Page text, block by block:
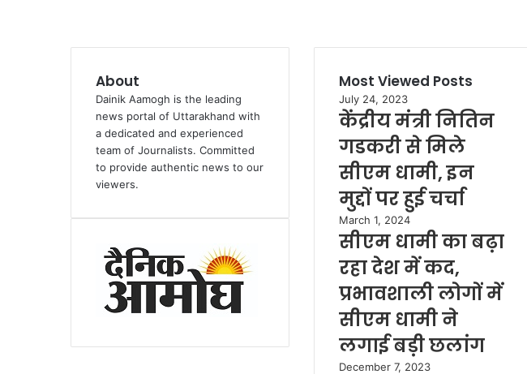
About
Dainik Aamogh is the leading
news portal of Uttarakhand with
a dedicated and experienced
team of Journalists. Committed
to provide authentic news to our
viewers.
Most Viewed Posts
July 24, 2023
केंद्रीय मंत्री नितिन
गडकरी से मिले
सीएम धामी, इन
मुद्दों पर हुई चर्चा
March 1, 2024
सीएम धामी का बढ़ा
रहा देश में कद,
प्रभावशाली लोगों में
सीएम धामी ने
लगाई बड़ी छलांग
December 7, 2023